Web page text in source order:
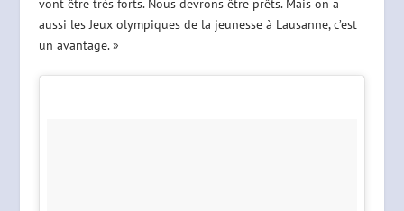
vont être très forts. Nous devrons être prêts. Mais on a
aussi les Jeux olympiques de la jeunesse à Lausanne, c’est
un avantage. »